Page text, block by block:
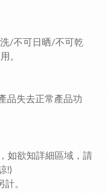
/不可日晒/不可乾
。
品失去正常產品功
如欲知詳細區域，請
!)
計。